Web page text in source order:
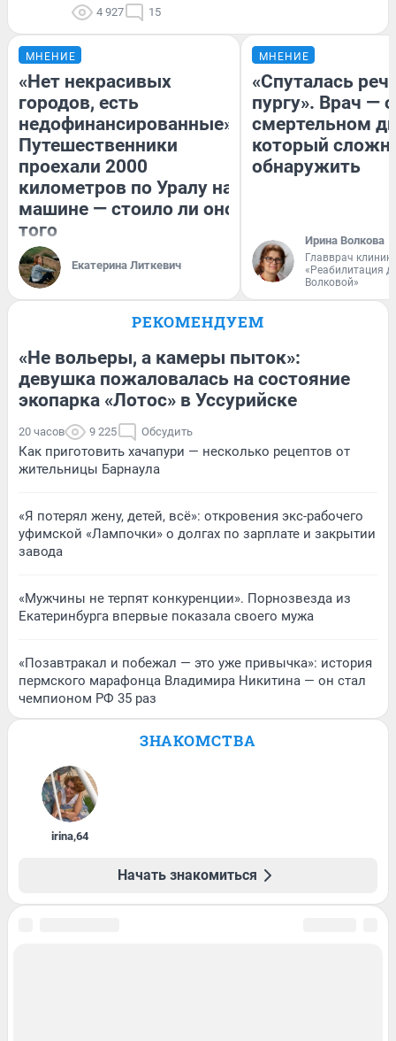
4 927 15
МНЕНИЕ
«Нет некрасивых
городов, есть
недофинансированные».
Путешественники
проехали 2000
километров по Уралу на
машине — стоило ли оно
того
Екатерина Литкевич
МНЕНИЕ
«Спуталась
пургу». Врач — о
смертельном
который
обнаружить
Ирина Волкова
Главврач
«Реабилитация
Волковой»
РЕКОМЕНДУЕМ
«Не вольеры, а камеры пыток»:
девушка пожаловалась на состояние
экопарка «Лотос» в Уссурийске
20 часов 9 225 Обсудить
Как приготовить хачапури — несколько рецептов от
жительницы Барнаула
«Я потерял жену, детей, всё»: откровения экс-рабочего
уфимской «Лампочки» о долгах по зарплате и закрытии
завода
«Мужчины не терпят конкуренции». Порнозвезда из
Екатеринбурга впервые показала своего мужа
«Позавтракал и побежал — это уже привычка»: история
пермского марафонца Владимира Никитина — он стал
чемпионом РФ 35 раз
ЗНАКОМСТВА
irina,64
Начать знакомиться